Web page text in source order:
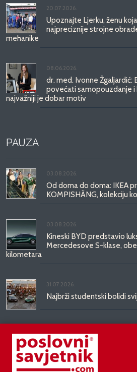
20.07.2026.
Upoznajte Ljerku, ženu
najpreciznije strojne
mehanike
08.06.2026.
dr. med. Ivonne
povećati samopouzdanje
najvažniji je dobar motiv
PAUZA
03.08.2026.
Od doma do doma: IKEA
KOMPISHÄNG, kolekciju
03.08.2026.
Kineski BYD predstavio
Mercedesove S-klase,
kilometara
31.07.2026.
Najbrži studentski bolidi
Divote Cosmetics
korejske ljepote stiže u